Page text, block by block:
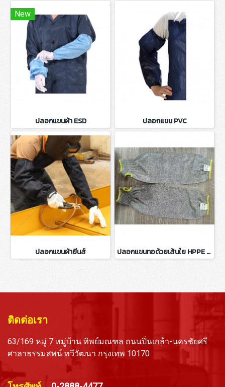
New
ปลอกแขนผ้า ESD ปลอกแขน PVC
ปลอกแขนผ้ายีนส์ ปลอกแขนทอด้วยเส้นใย HPPE Cut 5 (Food Grade)
ติดต่อเรา
63/169 หมู่ 7 หมู่บ้าน ทิพย์มณฑล ถนนปิ่นเกล้า-นครชัยศรี
ศาลาธรรมสพน์ ทวีวัฒนา กรุงเทพ 10170